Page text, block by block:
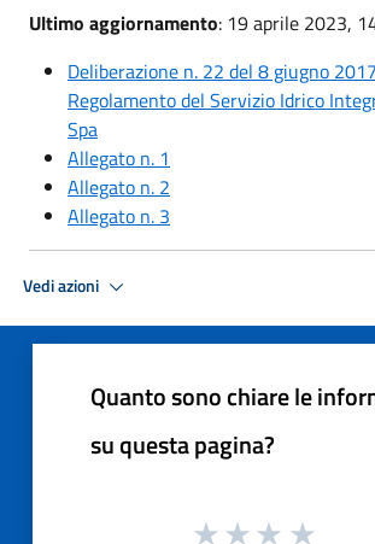
Ultimo aggiornamento: 19 aprile 2023,
Deliberazione n. 22 del 8 giugno
Regolamento del Servizio Idrico
Spa
Allegato n. 1
Allegato n. 2
Allegato n. 3
Vedi azioni
Quanto sono chiare le
su questa pagina?